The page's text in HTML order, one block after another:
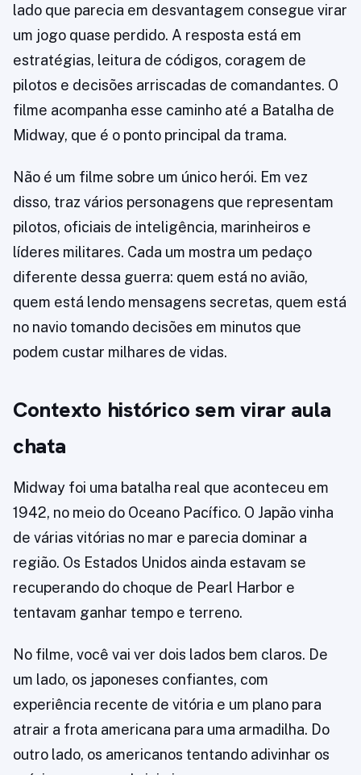
lado que parecia em desvantagem consegue virar
um jogo quase perdido. A resposta está em
estratégias, leitura de códigos, coragem de
pilotos e decisões arriscadas de comandantes. O
filme acompanha esse caminho até a Batalha de
Midway, que é o ponto principal da trama.
Não é um filme sobre um único herói. Em vez
disso, traz vários personagens que representam
pilotos, oficiais de inteligência, marinheiros e
líderes militares. Cada um mostra um pedaço
diferente dessa guerra: quem está no avião,
quem está lendo mensagens secretas, quem está
no navio tomando decisões em minutos que
podem custar milhares de vidas.
Contexto histórico sem virar aula
chata
Midway foi uma batalha real que aconteceu em
1942, no meio do Oceano Pacífico. O Japão vinha
de várias vitórias no mar e parecia dominar a
região. Os Estados Unidos ainda estavam se
recuperando do choque de Pearl Harbor e
tentavam ganhar tempo e terreno.
No filme, você vai ver dois lados bem claros. De
um lado, os japoneses confiantes, com
experiência recente de vitória e um plano para
atrair a frota americana para uma armadilha. Do
outro lado, os americanos tentando adivinhar os